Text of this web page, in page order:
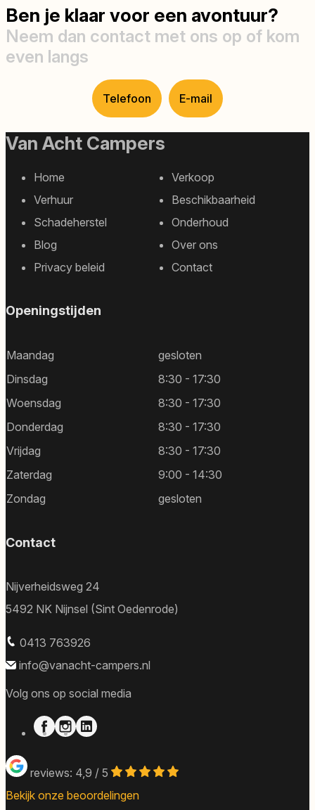
Ben je klaar voor een avontuur?
Neem dan contact met ons op of kom
even langs
Telefoon E-mail
Van Acht Campers
Footer
sitemap
Home
Verkoop
Verhuur
Beschikbaarheid
Schadeherstel
Onderhoud
Blog
Over ons
Privacy beleid
Contact
Openingstijden
Maandag
gesloten
Dinsdag
8:30 - 17:30
Woensdag
8:30 - 17:30
Donderdag
8:30 - 17:30
Vrijdag
8:30 - 17:30
Zaterdag
9:00 - 14:30
Zondag
gesloten
Contact
Nijverheidsweg 24
5492 NK Nijnsel (Sint Oedenrode)
0413 763926
info@vanacht-campers.nl
Volg ons op social media
reviews: 4,9 / 5
Bekijk onze beoordelingen